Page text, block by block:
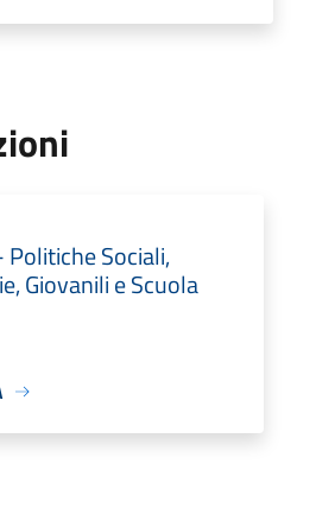
Politiche Sociali,
Giovanili e Scuola